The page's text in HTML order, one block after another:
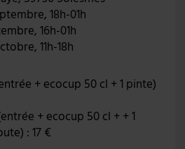
18h-01h
16h-01h
11h-18h
+ ecocup 50 cl + 1 pinte)
+ ecocup 50 cl + + 1
: 17 €